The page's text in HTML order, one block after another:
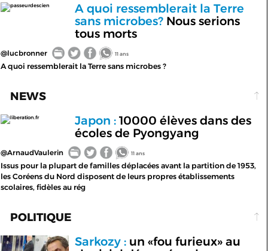
passeurdescien
A quoi ressemblerait la Terre
sans microbes?Nous serions
tous morts
@lucbronner 11 ans
A quoi ressemblerait la Terre sans microbes ?
NEWS
liberation.fr Japon :10000 élèves dans des
écoles de Pyongyang
@ArnaudVaulerin 11 ans
Issus pour la plupart de familles déplacées avant la partition de 1953,
les Coréens du Nord disposent de leurs propres établissements
scolaires, fidèles au rég
POLITIQUE
Sarkozy :un «fou furieux» au